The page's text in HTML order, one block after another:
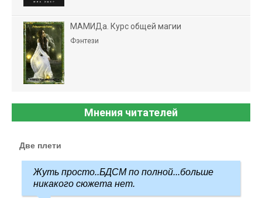
МАМИДа. Курс общей магии
Фэнтези
Мнения читателей
Две плети
Жуть просто..БДСМ по полной...больше
никакого сюжета нет.